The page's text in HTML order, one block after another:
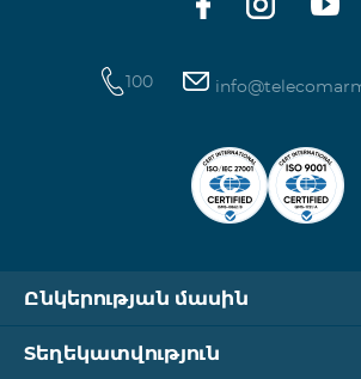
100
Ընկերության մասին
Տեղեկատվություն